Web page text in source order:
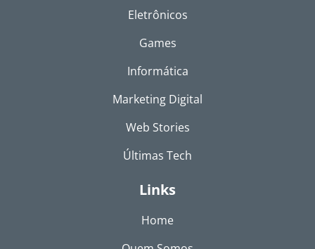
Eletrônicos
Games
Informática
Marketing Digital
Web Stories
Últimas Tech
Links
Home